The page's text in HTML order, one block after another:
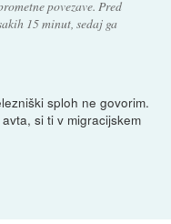
povezave. Pred
15 minut, sedaj ga
sploh ne govorim.
si ti v migracijskem